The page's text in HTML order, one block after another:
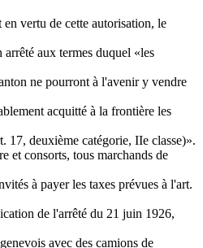
vertu de cette autorisation, le
aux termes duquel «les
ne pourront à l'avenir y vendre
acquitté à la frontière les
17, deuxième catégorie, IIe classe)».
et consorts, tous marchands de
à payer les taxes prévues à l'art.
de l'arrêté du 21 juin 1926,
avec des camions de